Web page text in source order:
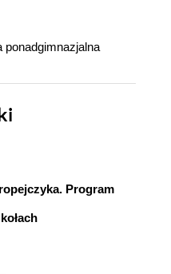
ponadgimnazjalna
Program